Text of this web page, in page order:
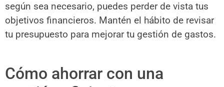
según sea necesario, puedes perder de vista tus
objetivos financieros. Mantén el hábito de revisar
tu presupuesto para mejorar tu gestión de gastos.
Cómo ahorrar con una